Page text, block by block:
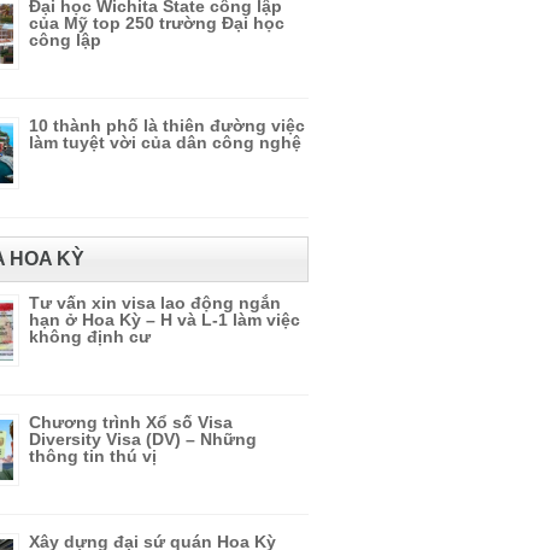
Đại học Wichita State công lập
của Mỹ top 250 trường Đại học
công lập
10 thành phố là thiên đường việc
làm tuyệt vời của dân công nghệ
HOA KỲ
Tư vấn xin visa lao động ngắn
hạn ở Hoa Kỳ – H và L-1 làm việc
không định cư
Chương trình Xổ số Visa
Diversity Visa (DV) – Những
thông tin thú vị
Xây dựng đại sứ quán Hoa Kỳ